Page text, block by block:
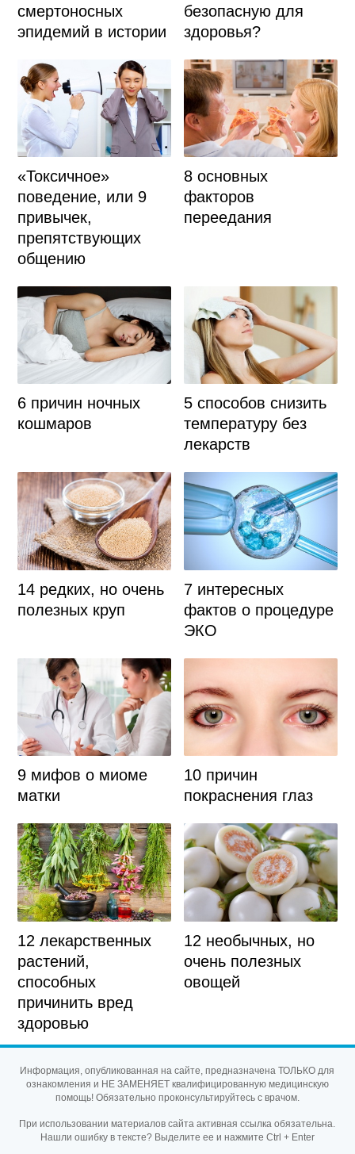
смертоносных
эпидемий в истории
безопасную для
здоровья?
«Токсичное»
поведение, или 9
привычек,
препятствующих
общению
8 основных
факторов
переедания
6 причин ночных
кошмаров
5 способов снизить
температуру без
лекарств
14 редких, но очень
полезных круп
7 интересных
фактов о процедуре
ЭКО
9 мифов о миоме
матки
10 причин
покраснения глаз
12 лекарственных
растений,
способных
причинить вред
здоровью
12 необычных, но
очень полезных
овощей
Информация, опубликованная на сайте, предназначена ТОЛЬКО для
ознакомления и НЕ ЗАМЕНЯЕТ квалифицированную медицинскую
помощь! Обязательно проконсультируйтесь с врачом.
При использовании материалов сайта активная ссылка обязательна.
Нашли ошибку в тексте? Выделите ее и нажмите Ctrl + Enter